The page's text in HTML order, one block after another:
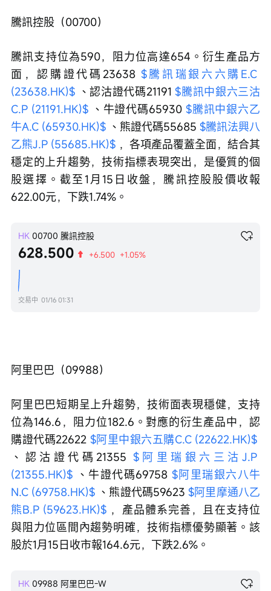
騰訊控股（00700）
騰訊支持位為590，阻力位高達654。衍生產品方
面，認購證代碼23638 $騰訊瑞銀六六購E.C
(23638.HK)$ 、認沽證代碼21191 $騰訊中銀六三沽
C.P (21191.HK)$ 、牛證代碼65930 $騰訊中銀六乙
牛A.C (65930.HK)$ 、熊證代碼55685 $騰訊法興八
乙熊J.P (55685.HK)$ ，各項產品覆蓋全面，結合其
穩定的上升趨勢，技術指標表現突出，是優質的個
股選擇。截至1月15日收盤，騰訊控股股價收報
622.00元，下跌1.74%。
HK 00700 騰訊控股
628.500 +6.500 +1.05%
交易中 01/16 01:31
阿里巴巴（09988）
阿里巴巴短期呈上升趨勢，技術面表現穩健，支持
位為146.6，阻力位182.6。對應的衍生產品中，認
購證代碼22622 $阿里中銀六五購C.C (22622.HK)$
、認沽證代碼21355 $阿里瑞銀六三沽J.P
(21355.HK)$ 、牛證代碼69758 $阿里瑞銀六八牛
N.C (69758.HK)$ 、熊證代碼59623 $阿里摩通八乙
熊B.P (59623.HK)$ ，產品體系完善，且在支持位
與阻力位區間內趨勢明確，技術指標優勢顯著。該
股於1月15日收市報164.6元，下跌2.6%。
HK 09988 阿里巴巴-W